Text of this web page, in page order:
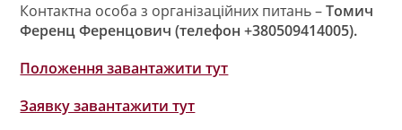
Контактна особа з організаційних питань –Томич
Ференц Ференцович (телефон +380509414005).
Положення завантажити тут
Заявку завантажити тут